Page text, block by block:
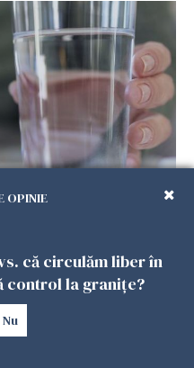
OPINIE
că circulăm liber în
control la granițe?
Nu